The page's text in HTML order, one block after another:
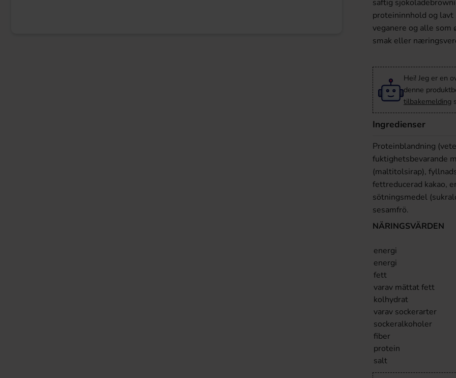
saftig
proteininnhold og
veganere og alle som
smak eller
Hei! Jeg er en
denne
tilbakemelding
Ingredienser
Proteinblandning
fuktighetsbevarande
(maltitolsirap),
fettreducerad kakao,
sötningsmedel
sesamfrö.
NÄRINGSVÄRDEN
energi
energi
fett
varav mättat fett
kolhydrat
varav sockerarter
sockeralkoholer
fiber
protein
salt